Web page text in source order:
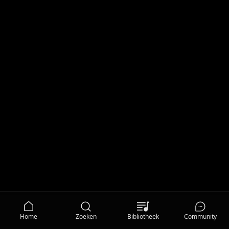
Home Zoeken Bibliotheek Community